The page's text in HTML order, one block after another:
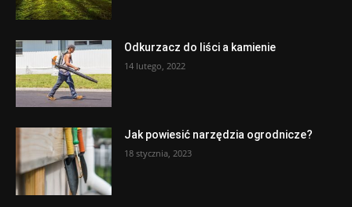
Odkurzacz do liści a kamienie
14 lutego, 2022
Jak powiesić narzędzia ogrodnicze?
18 stycznia, 2023